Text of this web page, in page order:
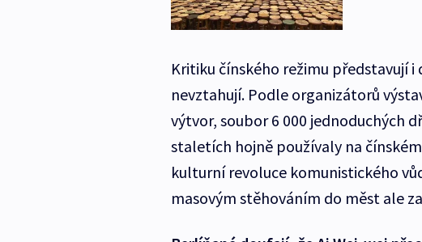
Kritiku čínského režimu představují
nevztahují. Podle organizátorů
výtvor, soubor 6 000 jednoduchých
staletích hojně používaly na
kulturní revoluce komunistického
masovým stěhováním do měst ale